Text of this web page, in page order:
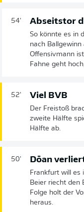
54' Abseitstor
So könnte es in
nach
Offensivmann
Fahne geht
52' Viel BVB
Der Freistoß
zweite Hälfte
Hälfte ab.
50' Dōan
Frankfurt will es
Beier riecht den
Folge holt der
heraus.